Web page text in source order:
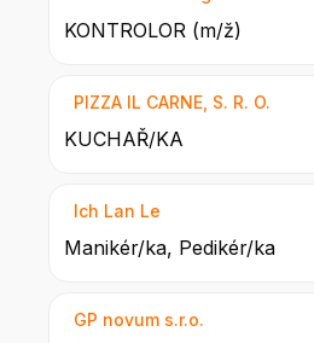
KONTROLOR (m/ž)
PIZZA IL CARNE, S. R. O.
KUCHAŘ/KA
Ich Lan Le
Manikér/ka, Pedikér/ka
GP novum s.r.o.